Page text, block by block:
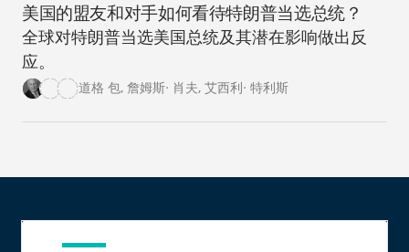
美国的盟友和对手如何看待特朗普当选总统？
全球对特朗普当选美国总统及其潜在影响做出反
应。
道格 包, 詹姆斯· 肖夫, 艾西利· 特利斯